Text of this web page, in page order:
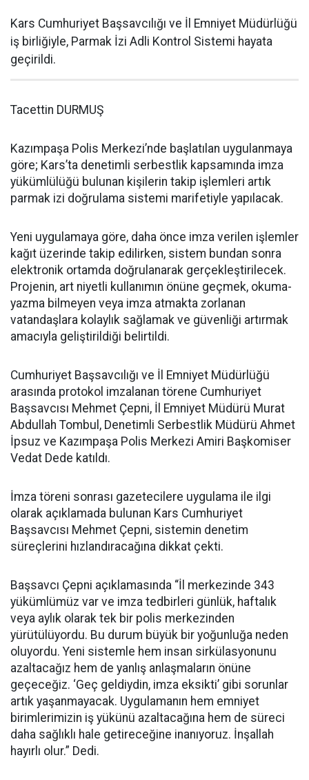
Kars Cumhuriyet Başsavcılığı ve İl Emniyet Müdürlüğü
iş birliğiyle, Parmak İzi Adli Kontrol Sistemi hayata
geçirildi.
Tacettin DURMUŞ
Kazımpaşa Polis Merkezi’nde başlatılan uygulanmaya
göre; Kars’ta denetimli serbestlik kapsamında imza
yükümlülüğü bulunan kişilerin takip işlemleri artık
parmak izi doğrulama sistemi marifetiyle yapılacak.
Yeni uygulamaya göre, daha önce imza verilen işlemler
kağıt üzerinde takip edilirken, sistem bundan sonra
elektronik ortamda doğrulanarak gerçekleştirilecek.
Projenin, art niyetli kullanımın önüne geçmek, okuma-
yazma bilmeyen veya imza atmakta zorlanan
vatandaşlara kolaylık sağlamak ve güvenliği artırmak
amacıyla geliştirildiği belirtildi.
Cumhuriyet Başsavcılığı ve İl Emniyet Müdürlüğü
arasında protokol imzalanan törene Cumhuriyet
Başsavcısı Mehmet Çepni, İl Emniyet Müdürü Murat
Abdullah Tombul, Denetimli Serbestlik Müdürü Ahmet
İpsuz ve Kazımpaşa Polis Merkezi Amiri Başkomiser
Vedat Dede katıldı.
İmza töreni sonrası gazetecilere uygulama ile ilgi
olarak açıklamada bulunan Kars Cumhuriyet
Başsavcısı Mehmet Çepni, sistemin denetim
süreçlerini hızlandıracağına dikkat çekti.
Başsavcı Çepni açıklamasında “İl merkezinde 343
yükümlümüz var ve imza tedbirleri günlük, haftalık
veya aylık olarak tek bir polis merkezinden
yürütülüyordu. Bu durum büyük bir yoğunluğa neden
oluyordu. Yeni sistemle hem insan sirkülasyonunu
azaltacağız hem de yanlış anlaşmaların önüne
geçeceğiz. ‘Geç geldiydin, imza eksikti’ gibi sorunlar
artık yaşanmayacak. Uygulamanın hem emniyet
birimlerimizin iş yükünü azaltacağına hem de süreci
daha sağlıklı hale getireceğine inanıyoruz. İnşallah
hayırlı olur.” Dedi.